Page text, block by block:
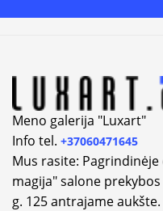
Meno galerija "Luxart"
Info tel. +37060471645
Mus rasite:
magija" salone
g. 125 antrajame aukšte.